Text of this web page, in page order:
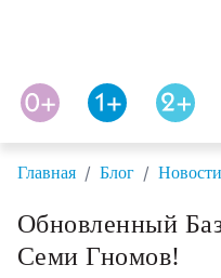
Главная / Блог / Новости
Обновленный
Семи Гномов!